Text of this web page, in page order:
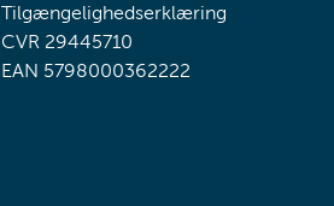
Tilgængelighedserklæring
CVR 29445710
EAN 5798000362222